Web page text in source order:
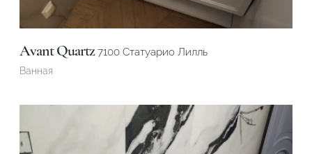
Avant Quartz7100 Статуарио Лилль
Ванная